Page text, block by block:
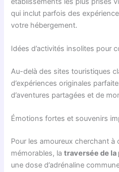
qui inclut parfois des
votre hébergement.
Idées d’activités insolites pour
Au-delà des sites touristiques
d’expériences originales
d’aventures partagées et de
Émotions fortes et souvenirs
Pour les amoureux cherchant à
mémorables, latraversée de
une dose d’adrénaline